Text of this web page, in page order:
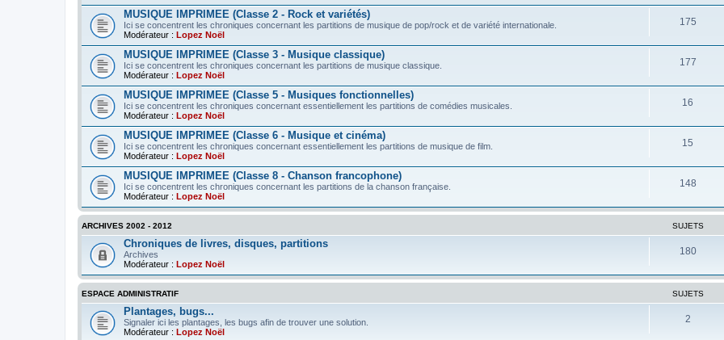
MUSIQUE IMPRIMEE (Classe 2 - Rock et variétés)
Ici se concentrent les chroniques concernant les partitions de musique de pop/rock et de variété internationale.
Modérateur : Lopez Noël
175
MUSIQUE IMPRIMEE (Classe 3 - Musique classique)
Ici se concentrent les chroniques concernant les partitions de musique classique.
Modérateur : Lopez Noël
177
MUSIQUE IMPRIMEE (Classe 5 - Musiques fonctionnelles)
Ici se concentrent les chroniques concernant essentiellement les partitions de comédies musicales.
Modérateur : Lopez Noël
16
MUSIQUE IMPRIMEE (Classe 6 - Musique et cinéma)
Ici se concentrent les chroniques concernant essentiellement les partitions de musique de film.
Modérateur : Lopez Noël
15
MUSIQUE IMPRIMEE (Classe 8 - Chanson francophone)
Ici se concentrent les chroniques concernant les partitions de la chanson française.
Modérateur : Lopez Noël
148
ARCHIVES 2002 - 2012 SUJETS
Chroniques de livres, disques, partitions
Archives
Modérateur : Lopez Noël
180
ESPACE ADMINISTRATIF SUJETS
Plantages, bugs...
Signaler ici les plantages, les bugs afin de trouver une solution.
Modérateur : Lopez Noël
2